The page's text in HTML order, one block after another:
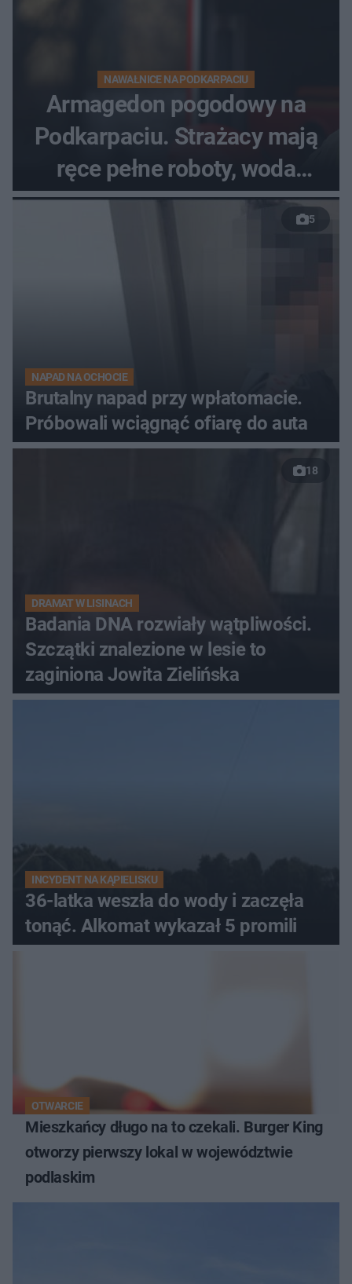
NAWAŁNICE NA PODKARPACIU
Armagedon pogodowy na
Podkarpaciu. Strażacy mają
ręce pełne roboty, woda
zalewa posesje i budynki
5
NAPAD NA OCHOCIE
Brutalny napad przy wpłatomacie.
Próbowali wciągnąć ofiarę do auta
18
DRAMAT W LISINACH
Badania DNA rozwiały wątpliwości.
Szczątki znalezione w lesie to
zaginiona Jowita Zielińska
INCYDENT NA KĄPIELISKU
36-latka weszła do wody i zaczęła
tonąć. Alkomat wykazał 5 promili
OTWARCIE
Mieszkańcy długo na to czekali. Burger King
otworzy pierwszy lokal w województwie
podlaskim